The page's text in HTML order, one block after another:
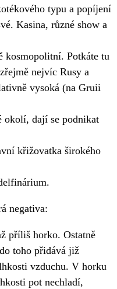
typu a popíjení
Kasina, různé show a
kosmopolitní. Potkáte tu
nejvíc Rusy a
vysoká (na Gruii
okolí, dají se podnikat
křižovatka širokého
negativa:
příliš horko. Ostatně
toho přidává již
vzduchu. V horku
pot nechladí,